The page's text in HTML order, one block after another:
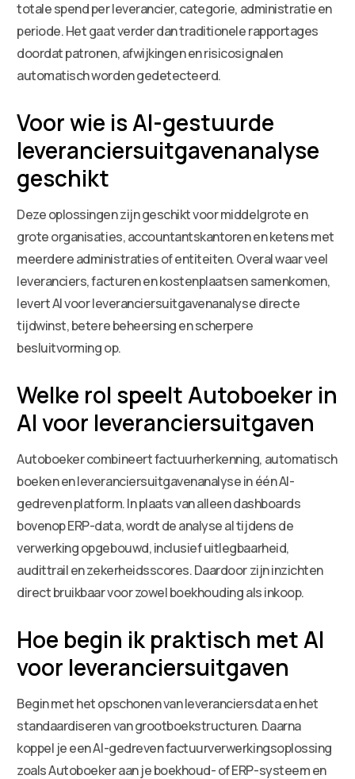
totale spend per leverancier, categorie, administratie en
periode. Het gaat verder dan traditionele rapportages
doordat patronen, afwijkingen en risicosignalen
automatisch worden gedetecteerd.
Voor wie is AI-gestuurde
leveranciersuitgavenanalyse
geschikt
Deze oplossingen zijn geschikt voor middelgrote en
grote organisaties, accountantskantoren en ketens met
meerdere administraties of entiteiten. Overal waar veel
leveranciers, facturen en kostenplaatsen samenkomen,
levert AI voor leveranciersuitgavenanalyse directe
tijdwinst, betere beheersing en scherpere
besluitvorming op.
Welke rol speelt Autoboeker in
AI voor leveranciersuitgaven
Autoboeker combineert factuurherkenning, automatisch
boeken en leveranciersuitgavenanalyse in één AI-
gedreven platform. In plaats van alleen dashboards
bovenop ERP-data, wordt de analyse al tijdens de
verwerking opgebouwd, inclusief uitlegbaarheid,
audittrail en zekerheidsscores. Daardoor zijn inzichten
direct bruikbaar voor zowel boekhouding als inkoop.
Hoe begin ik praktisch met AI
voor leveranciersuitgaven
Begin met het opschonen van leveranciersdata en het
standaardiseren van grootboekstructuren. Daarna
koppel je een AI-gedreven factuurverwerkingsoplossing
zoals Autoboeker aan je boekhoud- of ERP-systeem en